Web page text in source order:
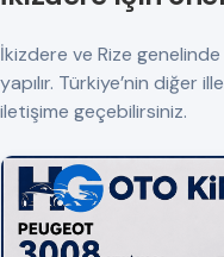
İkizdere ve Rize
yapılır. Türkiye’nin diğer
iletişime geçebilirsiniz.